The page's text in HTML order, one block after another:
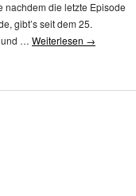
nachdem die letzte Episode
gibt’s seit dem 25.
und … Weiterlesen →